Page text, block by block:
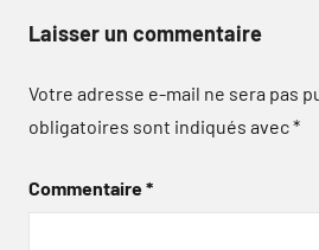
Laisser un commentaire
Votre adresse e-mail ne sera pas
obligatoires sont indiqués avec*
Commentaire*